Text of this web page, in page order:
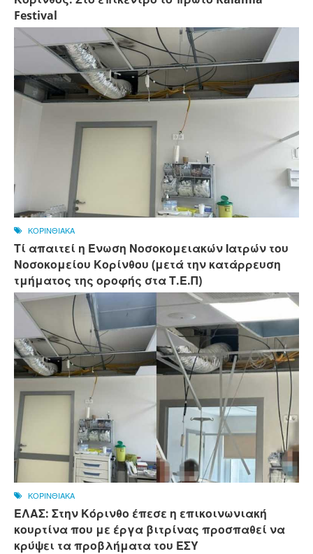
Festival
ΚΟΡΙΝΘΙΑΚΑ
Τί απαιτεί η Ένωση Νοσοκομειακών Ιατρών του
Νοσοκομείου Κορίνθου (μετά την κατάρρευση
τμήματος της οροφής στα Τ.Ε.Π)
ΚΟΡΙΝΘΙΑΚΑ
ΕΛΑΣ: Στην Κόρινθο έπεσε η επικοινωνιακή
κουρτίνα που με έργα βιτρίνας προσπαθεί να
κρύψει τα προβλήματα του ΕΣΥ